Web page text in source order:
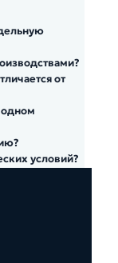
от
условий?